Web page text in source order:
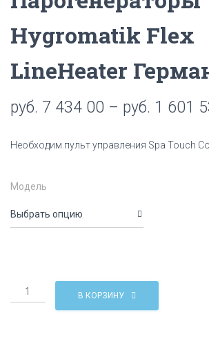
Hygromatik Flex
LineHeater
руб. 7 434 00 – руб. 1 601
Необходим пульт управления Spa Touch
Модель
Количество
Парогенераторы
В КОРЗИНУ